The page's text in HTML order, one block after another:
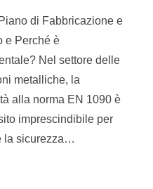
di Fabbricazione e
e Perché è
Nel settore delle
metalliche, la
alla norma EN 1090 è
imprescindibile per
la sicurezza…